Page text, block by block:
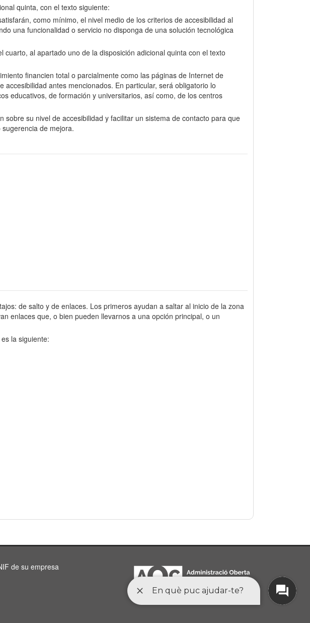
quinta, con el texto siguiente:
como mínimo, el nivel medio de los criterios de accesibilidad al
una funcionalidad o servicio no disponga de una solución tecnológica
al apartado uno de la disposición adicional quinta con el texto
financien total o parcialmente como las páginas de Internet de
antes mencionados. En particular, será obligatorio lo
educativos, de formación y universitarios, así como, de los centros
su nivel de accesibilidad y facilitar un sistema de contacto para que
de mejora.
de salto y de enlaces. Los primeros ayudan a saltar al inicio de la zona
enlaces que, o bien pueden llevarnos a una opción principal, o un
la siguiente:
de su empresa